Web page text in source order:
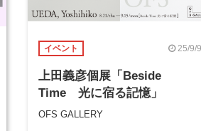
イベント 25/9/9
上田義彦個展「Beside
Time 光に宿る記憶」
OFS GALLERY